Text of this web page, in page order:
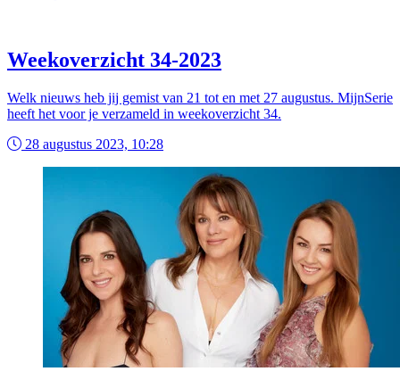
Weekoverzicht 34-2023
Welk nieuws heb jij gemist van 21 tot en met 27 augustus. MijnSerie
heeft het voor je verzameld in weekoverzicht 34.
28 augustus 2023, 10:28